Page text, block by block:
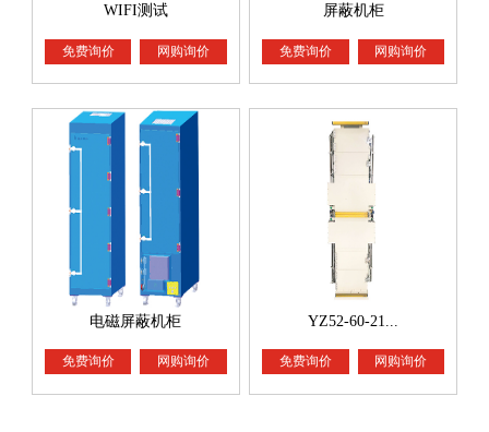
WIFI测试
免费询价 网购询价
屏蔽机柜
免费询价 网购询价
电磁屏蔽机柜
免费询价 网购询价
YZ52-60-21...
免费询价 网购询价